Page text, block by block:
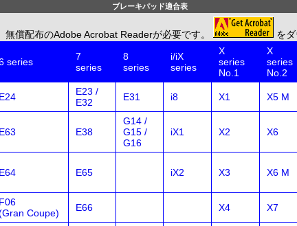
ブレーキパッド適合表
償配布のAdobe Acrobat Readerが必要です。
を
series
7
series
8
series
i/iX
series
X
series
No.1
X
series
No.2
E24
E23 /
E32
E31 i8 X1 X5 M
E63 E38
G14 /
G15 /
G16
iX1 X2 X6
E64 E65 iX2 X3 X6 M
F06
Coupe)
E66 X4 X7